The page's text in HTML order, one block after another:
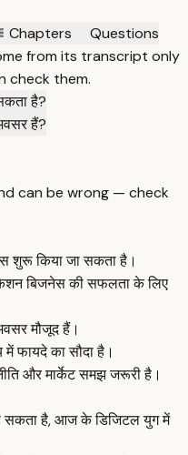
Chapters
Questions
from its transcript only
check them.
है?
हैं?
can be wrong — check
शुरू किया जा सकता है।
बिजनेस की सफलता के लिए
मौजूद हैं।
फायदे का सौदा है।
और मार्केट समझ जरूरी है।
सकता है, आज के डिजिटल युग में